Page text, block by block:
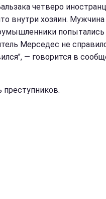
четверо
внутри хозяин. Мужчина
попытались
Мерседес не
— говорится в
преступников.